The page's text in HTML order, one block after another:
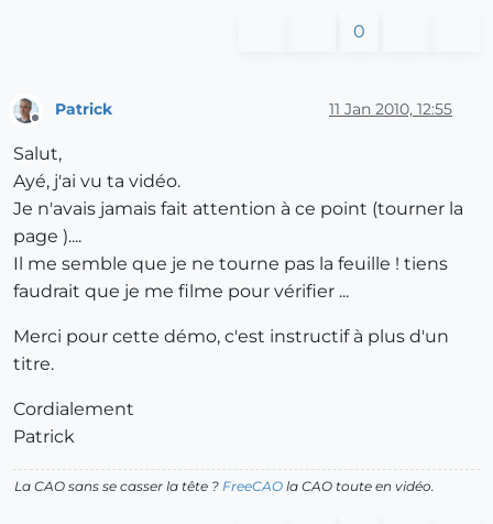
0
Patrick 11 Jan 2010, 12:55
Salut,
Ayé, j'ai vu ta vidéo.
Je n'avais jamais fait attention à ce point (tourner la
page )....
Il me semble que je ne tourne pas la feuille ! tiens
faudrait que je me filme pour vérifier ...
Merci pour cette démo, c'est instructif à plus d'un
titre.
Cordialement
Patrick
La CAO sans se casser la tête ? FreeCAO la CAO toute en vidéo.